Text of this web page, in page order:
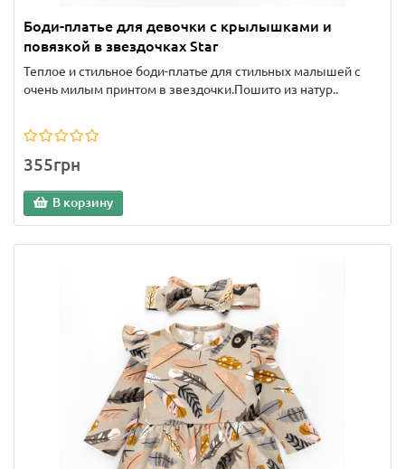
Боди-платье для девочки с крылышками и
повязкой в звездочках Star
Теплое и стильное боди-платье для стильных малышей с
очень милым принтом в звездочки.Пошито из натур..
355грн
В корзину